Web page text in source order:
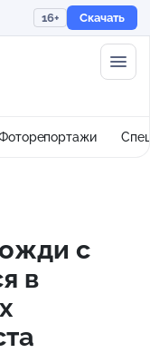
16+ Скачать
с
в